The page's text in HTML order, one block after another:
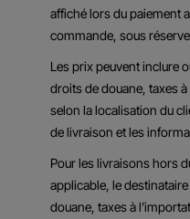
affiché lors du paiement
commande, sous
Les prix peuvent inclure
droits de douane, taxes
selon la localisation du
de livraison et les
Pour les livraisons hors
applicable, le
douane, taxes à